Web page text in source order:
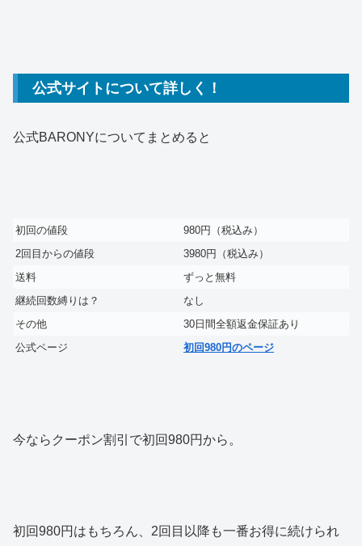
公式サイトについて詳しく！
公式BARONYについてまとめると
初回の値段
980円（税込み）
2回目からの値段
3980円（税込み）
送料
ずっと無料
継続回数縛りは？
なし
その他
30日間全額返金保証あり
公式ページ
初回980円のページ
今ならクーポン割引で初回980円から。
初回980円はもちろん、2回目以降も一番お得に続けられ